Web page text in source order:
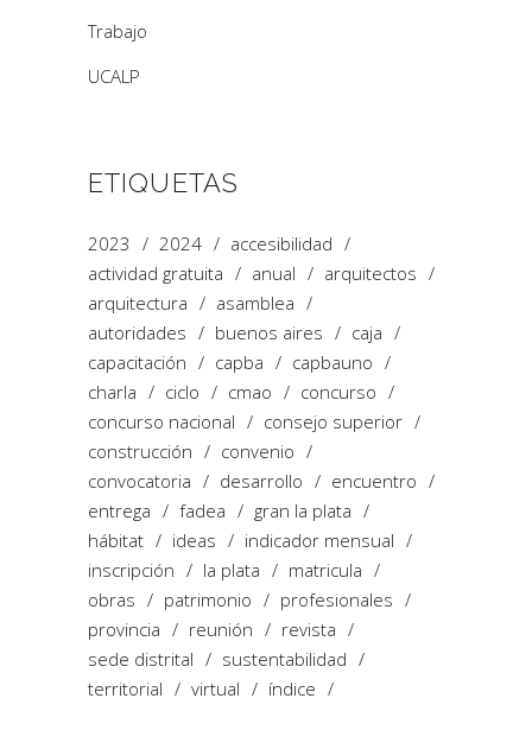
Trabajo
UCALP
ETIQUETAS
2023 2024
accesibilidad
actividad gratuita
anual
arquitectos
arquitectura
asamblea
autoridades
buenos aires
caja
capacitación
capba
capbauno
charla
ciclo cmao
concurso
concurso nacional
consejo superior
construcción
convenio
convocatoria
desarrollo
encuentro
entrega
fadea
gran la plata
hábitat
ideas
indicador mensual
inscripción
la plata
matricula
obras
patrimonio
profesionales
provincia
reunión
revista
sede distrital
sustentabilidad
territorial
virtual índice